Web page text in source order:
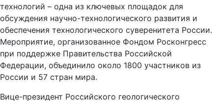
технологий – одна из ключевых площадок для
обсуждения научно-технологического развития и
обеспечения технологического суверенитета России.
Мероприятие, организованное Фондом Росконгресс
при поддержке Правительства Российской
Федерации, объединило около 1800 участников из
России и 57 стран мира.
Вице-президент Российского геологического